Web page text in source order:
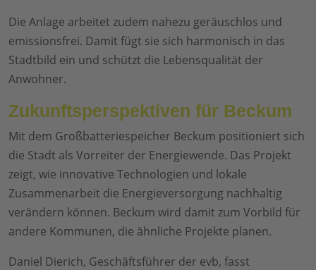
Die Anlage arbeitet zudem nahezu geräuschlos und
emissionsfrei. Damit fügt sie sich harmonisch in das
Stadtbild ein und schützt die Lebensqualität der
Anwohner.
Zukunftsperspektiven für Beckum
Mit dem Großbatteriespeicher Beckum positioniert sich
die Stadt als Vorreiter der Energiewende. Das Projekt
zeigt, wie innovative Technologien und lokale
Zusammenarbeit die Energieversorgung nachhaltig
verändern können. Beckum wird damit zum Vorbild für
andere Kommunen, die ähnliche Projekte planen.
Daniel Dierich, Geschäftsführer der evb, fasst